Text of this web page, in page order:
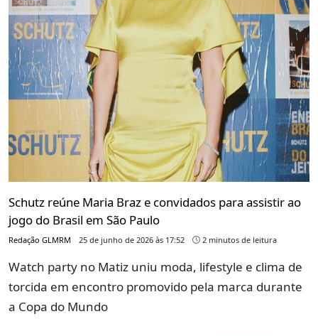
Schutz reúne Maria Braz e convidados para assistir ao
jogo do Brasil em São Paulo
Redação GLMRM 25 de junho de 2026 às 17:52 2 minutos de leitura
Watch party no Matiz uniu moda, lifestyle e clima de
torcida em encontro promovido pela marca durante
a Copa do Mundo